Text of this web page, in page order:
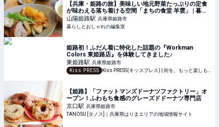
【兵庫・姫路の旅】美味しい地元野菜たっぷりの定食
が味わえる落ち着ける空間「まちの食堂 羊雲」 | 暮ら
しとおしゃれの編集室
山陽姫路駅 兵庫県姫路市
暮らしとおしゃれの編集室
姫路初！ふだん着に特化した話題の『Workman
Colors 東姫路店』を体験してきました♪
東姫路駅 兵庫県姫路市
Kiss PRESS
【姫路】「ファットマンズドーナツファクトリー」オ
ープン！ふわもち食感のグレーズドドーナツ専門店
京口駅 兵庫県姫路市
TANOSU [タノス]｜兵庫県はりまエリアの地域情報サイト